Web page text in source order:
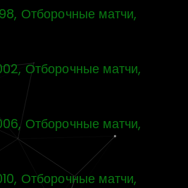
Отборочные матчи,
Отборочные матчи,
Отборочные матчи,
Отборочные матчи,